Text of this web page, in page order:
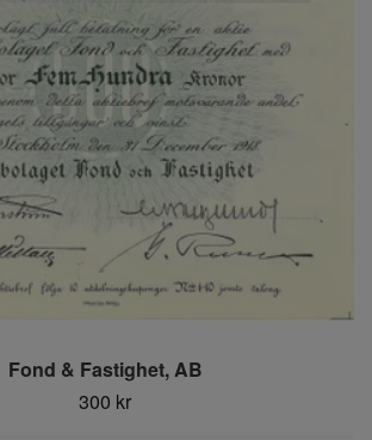
Fond & Fastighet, AB
300 kr